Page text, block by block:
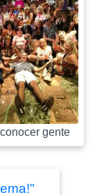
gente